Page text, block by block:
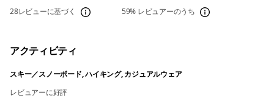
28レビューに基づく 59% レビュアーのうち
アクティビティ
スキー／スノーボード, ハイキング, カジュアルウェア
レビュアーに好評